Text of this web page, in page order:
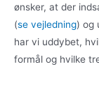
ønsker, at der
(se vejledning) og
har vi uddybet,
formål og hvilke